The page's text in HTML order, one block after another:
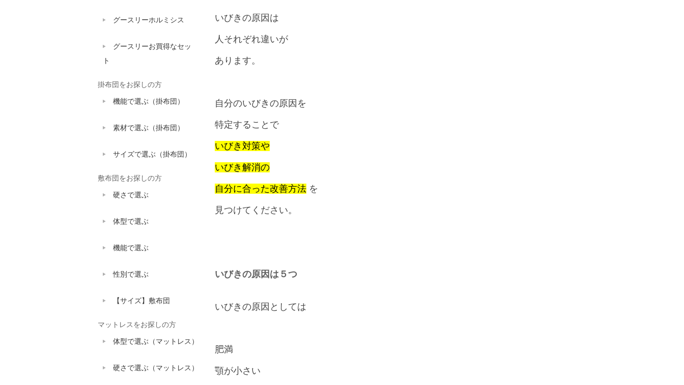
いびきの原因は
人それぞれ違いが
あります。
自分のいびきの原因を
特定することで
いびき対策や
いびき解消の
自分に合った改善方法 を
見つけてください。
いびきの原因は５つ
いびきの原因としては
肥満
顎が小さい
グースリーホルミシス
グースリーお買得なセッ
ト
掛布団をお探しの方
機能で選ぶ（掛布団）
素材で選ぶ（掛布団）
サイズで選ぶ（掛布団）
敷布団をお探しの方
硬さで選ぶ
体型で選ぶ
機能で選ぶ
性別で選ぶ
【サイズ】敷布団
マットレスをお探しの方
体型で選ぶ（マットレス）
硬さで選ぶ（マットレス）